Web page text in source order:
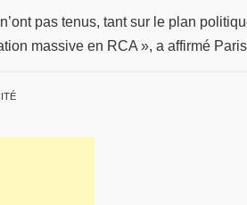
pas tenus, tant sur le plan
massive en RCA », a affirmé